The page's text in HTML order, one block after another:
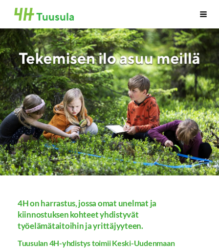
Siirry
sivun
sisältöön
Tuusulan 4H-yhdistys ry.
4H on harrastus, jossa omat unelmat ja
kiinnostuksen kohteet yhdistyvät
työelämätaitoihin ja yrittäjyyteen.
Tuusulan 4H-yhdistys toimii Keski-Uudenmaan